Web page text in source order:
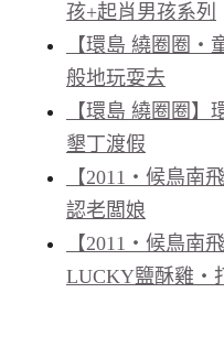
孩+起肖男孩系列
【環島 繞圈圈
般地玩耍去
【環島 繞圈圈
墾丁渡假
【2011‧候鳥南
認老闆娘
【2011‧候鳥南
LUCKY鹽酥雞‧